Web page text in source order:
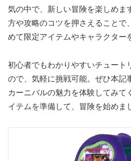
気の中で、新しい冒険を楽しめま
方や攻略のコツを押さえることで
めて限定アイテムやキャラクター
初心者でもわかりやすいチュート
ので、気軽に挑戦可能。ぜひ本記
カーニバルの魅力を体験してみて
イテムを準備して、冒険を始めま